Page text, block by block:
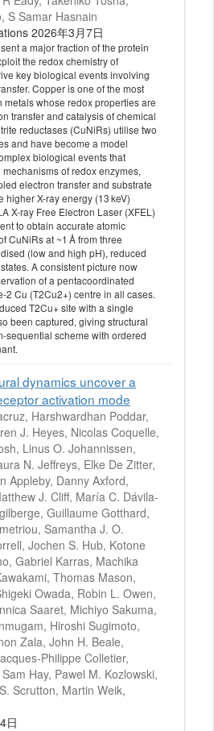
S Samar Hasnain
2026年3月7日
a major fraction of the protein
the redox chemistry of
key biological events involving
Copper is one of the most
whose redox properties are
transfer and catalysis of chemical
reductases (CuNiRs) utilise two
and have become a model
biological events that
of redox enzymes,
electron transfer and substrate
higher X-ray energy (13 keV)
X-ray Free Electron Laser (XFEL)
to obtain accurate atomic
CuNiRs at ~1 Å from three
(low and high pH), reduced
A consistent picture now
of a pentacoordinated
2 Cu (T2Cu2+) centre in all cases.
T2Cu+ site with a single
been captured, giving structural
sequential scheme with ordered
dynamics uncover a
activation mode
Harshwardhan Poddar,
J. Heyes, Nicolas Coquelle,
Linus O. Johannissen,
N. Jeffreys, Elke De Zitter,
Appleby, Danny Axford,
J. Cliff, María C. Dávila-
Guillaume Gotthard,
Samantha J. O.
Jochen S. Hub, Kotone
Gabriel Karras, Machika
Thomas Mason,
Owada, Robin L. Owen,
Saaret, Michiyo Sakuma,
Hiroshi Sugimoto,
Zala, John H. Beale,
Philippe Colletier,
Hay, Pawel M. Kozlowski,
Scrutton, Martin Weik,
日